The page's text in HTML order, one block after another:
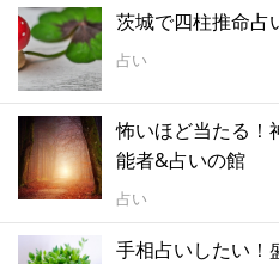
茨城で四柱推命占
占い
怖いほど当たる！
能者&占いの館
占い
手相占いしたい！